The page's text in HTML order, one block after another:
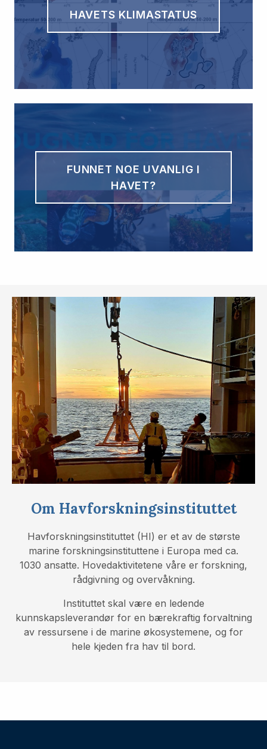
HAVETS KLIMASTATUS
FUNNET NOE UVANLIG I
HAVET?
Om Havforskningsinstituttet
Havforskningsinstituttet (HI) er et av de største
marine forskningsinstituttene i Europa med ca.
1030 ansatte. Hovedaktivitetene våre er forskning,
rådgivning og overvåkning.
Instituttet skal være en ledende
kunnskapsleverandør for en bærekraftig forvaltning
av ressursene i de marine økosystemene, og for
hele kjeden fra hav til bord.